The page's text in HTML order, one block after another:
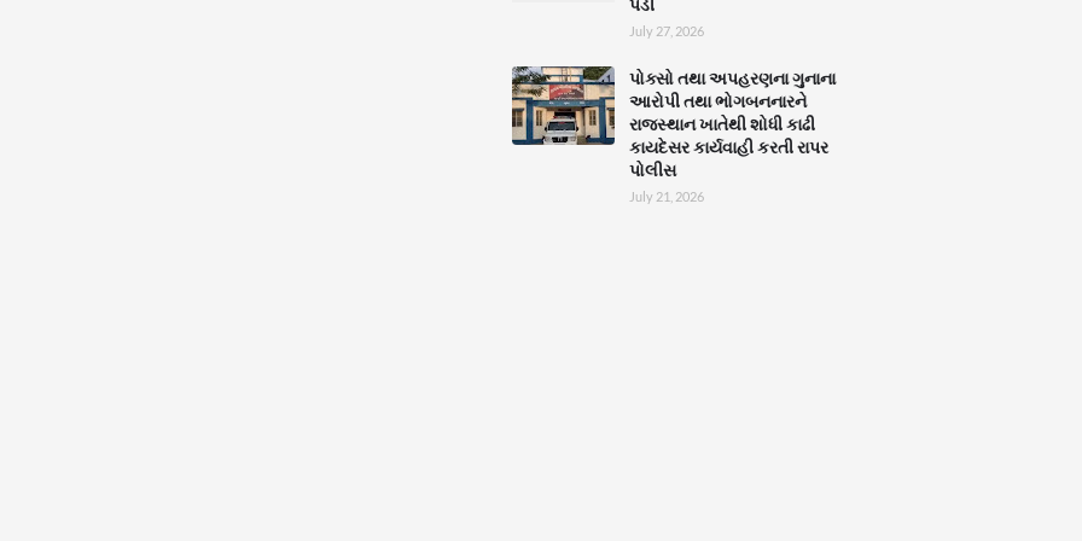
પડી
July 27, 2026
પોક્સો તથા અપહરણના ગુનાના
આરોપી તથા ભોગબનનારને
રાજસ્થાન ખાતેથી શોધી કાઢી
કાયદેસર કાર્યવાહી કરતી રાપર
પોલીસ
July 21, 2026